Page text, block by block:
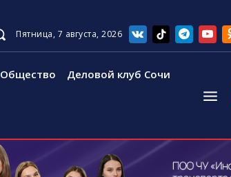
Пятница, 7 августа, 2026
Общество Деловой клуб Сочи